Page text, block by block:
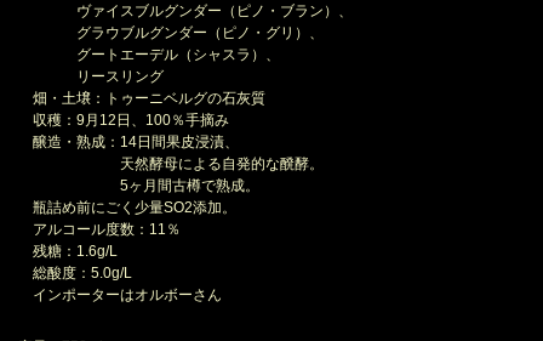
ヴァイスブルグンダー（ピノ・ブラン）、
グラウブルグンダー（ピノ・グリ）、
グートエーデル（シャスラ）、
リースリング
畑・土壌：トゥーニベルグの石灰質
収穫：9月12日、100％手摘み
醸造・熟成：14日間果皮浸漬、
天然酵母による自発的な醗酵。
5ヶ月間古樽で熟成。
瓶詰め前にごく少量SO2添加。
アルコール度数：11％
残糖：1.6g/L
総酸度：5.0g/L
インポーターはオルボーさん